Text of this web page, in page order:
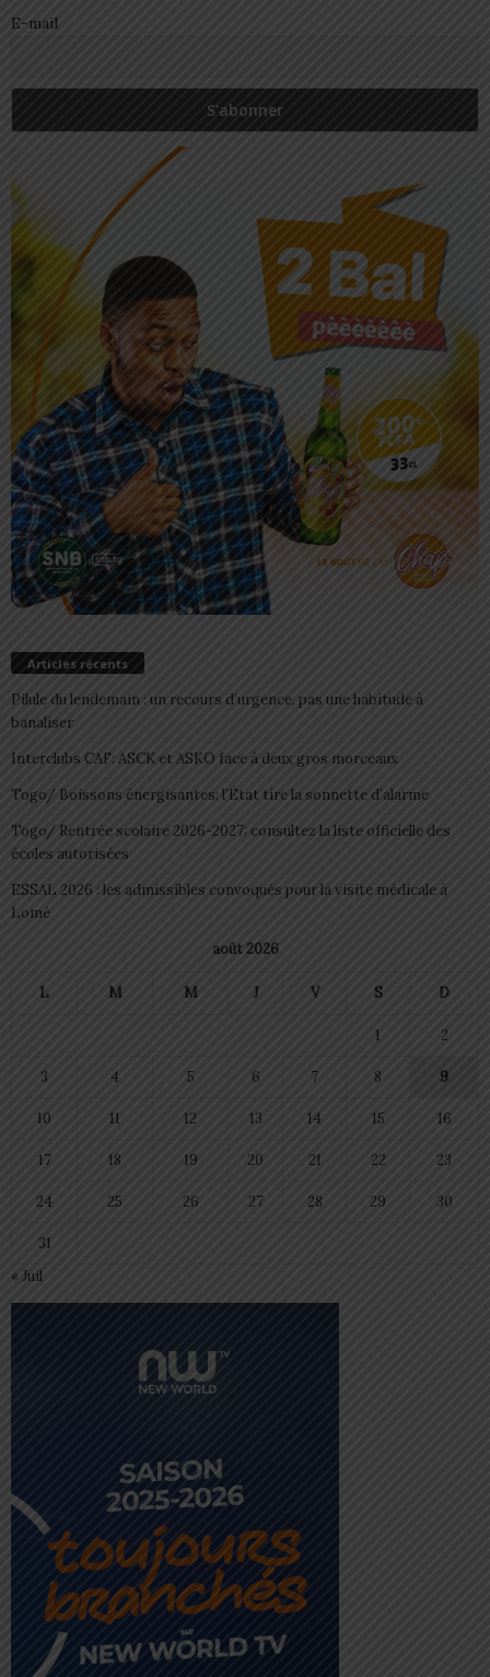
E-mail
Articles récents
Pilule du lendemain : un recours d’urgence, pas une habitude à
banaliser
Interclubs CAF: ASCK et ASKO face à deux gros morceaux
Togo/ Boissons énergisantes: l’État tire la sonnette d’alarme
Togo/ Rentrée scolaire 2026-2027: consultez la liste officielle des
écoles autorisées
ESSAL 2026 : les admissibles convoqués pour la visite médicale à
Lomé
août 2026
L M M J V S D
1 2
3 4 5 6 7 8 9
10 11 12 13 14 15 16
17 18 19 20 21 22 23
24 25 26 27 28 29 30
31
« Juil